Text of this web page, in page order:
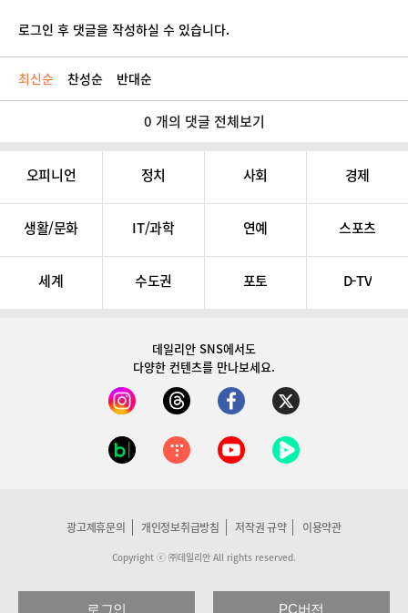
로그인 후 댓글을 작성하실 수 있습니다.
최신순 찬성순 반대순
0 개의 댓글 전체보기
오피니언 정치 사회 경제
생활/문화 IT/과학 연예 스포츠
세계 수도권 포토 D-TV
데일리안 SNS에서도
다양한 컨텐츠를 만나보세요.
광고제휴문의 개인정보취급방침 저작권 규약 이용약관
Copyright ⓒ ㈜데일리안 All rights reserved.
로그인 PC버전